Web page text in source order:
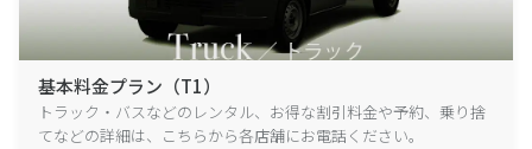
基本料金プラン（T1）
トラック・バスなどのレンタル、お得な割引料金や予約、乗り捨
てなどの詳細は、こちらから各店舗にお電話ください。